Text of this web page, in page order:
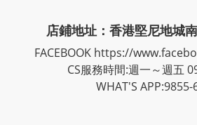
店鋪地址：香港堅尼地城
FACEBOOK https://
CS服務時間:週一～週五
WHAT'S APP:9855-